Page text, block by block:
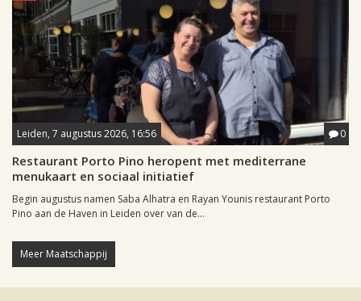
Leiden, 7 augustus 2026, 16:56 0
Restaurant Porto Pino heropent met mediterrane
menukaart en sociaal initiatief
Begin augustus namen Saba Alhatra en Rayan Younis restaurant Porto
Pino aan de Haven in Leiden over van de...
Meer Maatschappij